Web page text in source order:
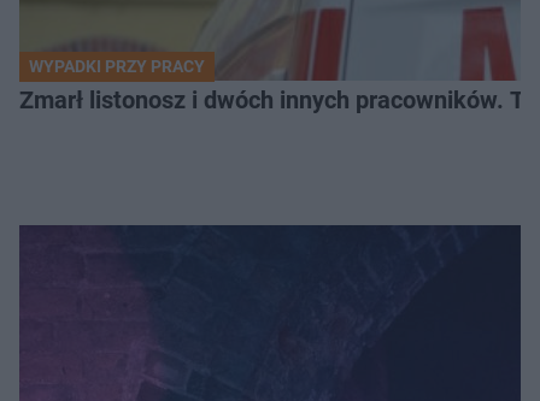
WYPADKI PRZY PRACY
Zmarł listonosz i dwóch innych pracowników.